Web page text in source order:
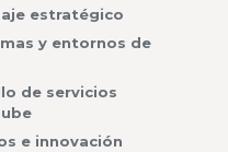
estratégico
y entornos de
de servicios
e innovación